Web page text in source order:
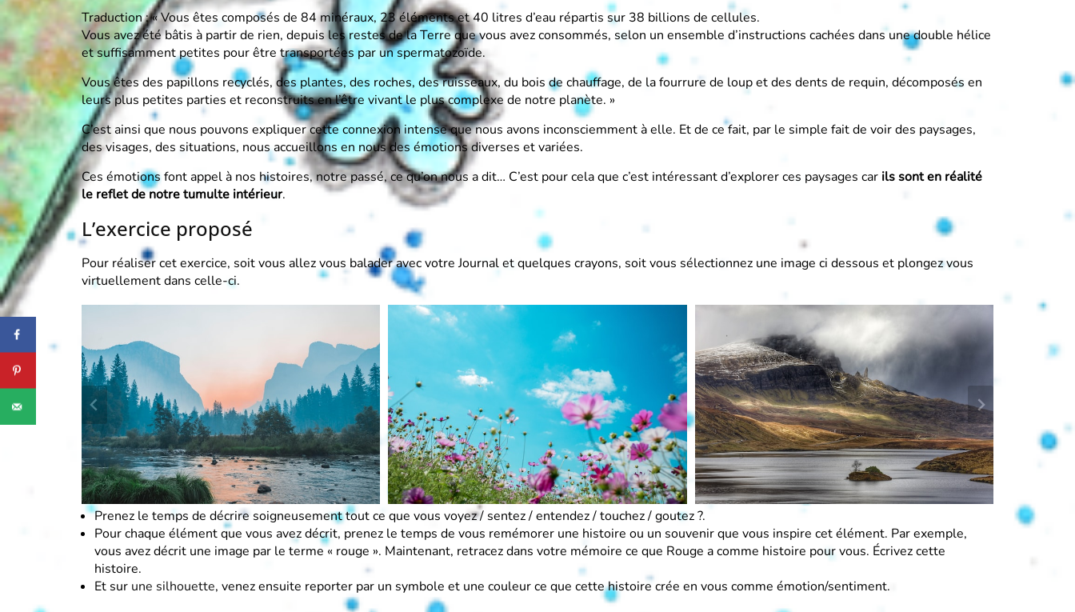
Traduction : « Vous êtes composés de 84 minéraux, 23 éléments et 40 litres d’eau répartis sur 38 billions de cellules.
Vous avez été bâtis à partir de rien, depuis les restes de la Terre que vous avez consommés, selon un ensemble d’instructions cachées dans une double hélice
et suffisamment petites pour être transportées par un spermatozoïde.
Vous êtes des papillons recyclés, des plantes, des roches, des ruisseaux, du bois de chauffage, de la fourrure de loup et des dents de requin, décomposés en
leurs plus petites parties et reconstruits en l’être vivant le plus complexe de notre planète. »
C’est ainsi que nous pouvons expliquer cette connexion intense que nous avons inconsciemment à elle. Et de ce fait, par le simple fait de voir des paysages,
des visages, des situations, nous accueillons en nous des émotions diverses et variées.
Ces émotions font appel à nos histoires, notre passé, ce qu’on nous a dit… C’est pour cela que c’est intéressant d’explorer ces paysages car ils sont en réalité
le reflet de notre tumulte intérieur.
L’exercice proposé
Pour réaliser cet exercice, soit vous allez vous balader avec votre Journal et quelques crayons, soit vous sélectionnez une image ci dessous et plongez vous
virtuellement dans celle-ci.
Prenez le temps de décrire soigneusement tout ce que vous voyez / sentez / entendez / touchez / goutez ?.
Pour chaque élément que vous avez décrit, prenez le temps de vous remémorer une histoire ou un souvenir que vous inspire cet élément. Par exemple,
vous avez décrit une image par le terme « rouge ». Maintenant, retracez dans votre mémoire ce que Rouge a comme histoire pour vous. Écrivez cette
histoire.
Et sur une silhouette, venez ensuite reporter par un symbole et une couleur ce que cette histoire crée en vous comme émotion/sentiment.